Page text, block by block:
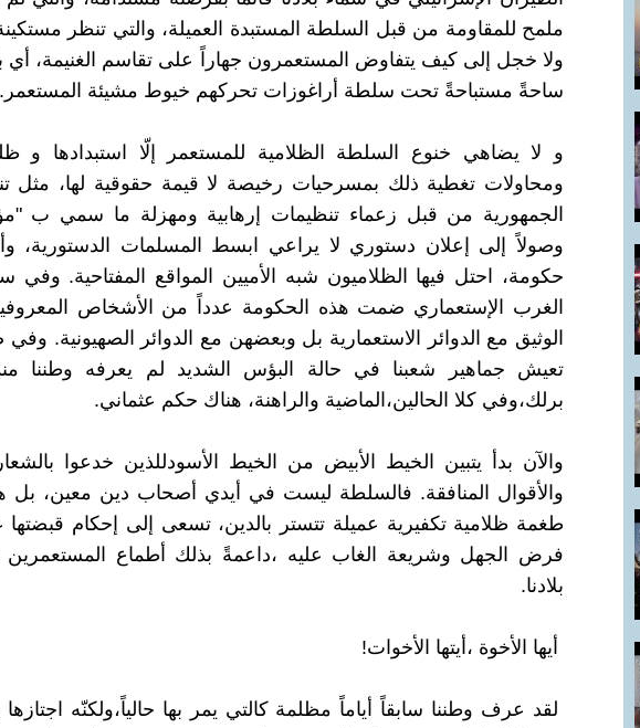
ملمح للمقاومة من قبل السلطة المستبدة العميلة، والتي تنظر
ولا خجل إلى كيف يتفاوض المستعمرون جهاراً على تقاسم الغنيمة، أي
ساحةً مستباحةً تحت سلطة أراغوزات تحركهم خيوط مشيئة المستعمر.
و لا يضاهي خنوع السلطة الظلامية للمستعمر إلّا استبدادها و
ومحاولات تغطية ذلك بمسرحيات رخيصة لا قيمة حقوقية لها، مثل
الجمهورية من قبل زعماء تنظيمات إرهابية ومهزلة ما سمي ب
وصولاً إلى إعلان دستوري لا يراعي ابسط المسلمات الدستورية،
حكومة، احتل فيها الظلاميون شبه الأميين المواقع المفتاحية. وفي
الغرب الإستعماري ضمت هذه الحكومة عدداً من الأشخاص
الوثيق مع الدوائر الاستعمارية بل وبعضهن مع الدوائر الصهيونية.
تعيش جماهير شعبنا في حالة البؤس الشديد لم يعرفه وطننا
برلك،وفي كلا الحالين،الماضية والراهنة، هناك حكم عثماني.
والآن بدأ يتبين الخيط الأبيض من الخيط الأسودللذين خدعوا
والأقوال المنافقة. فالسلطة ليست في أيدي أصحاب دين معين،
طغمة ظلامية تكفيرية عميلة تتستر بالدين، تسعى إلى إحكام
فرض الجهل وشريعة الغاب عليه ،داعمةً بذلك أطماع المستعمرين
بلادنا.
أيها الأخوة ،أيتها الأخوات!
لقد عرف وطننا سابقاً أياماً مظلمة كالتي يمر بها حالياً،ولكنّه